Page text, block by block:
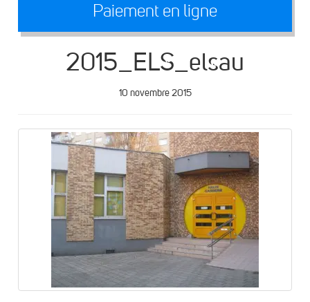
Paiement en ligne
2015_ELS_elsau
10 novembre 2015